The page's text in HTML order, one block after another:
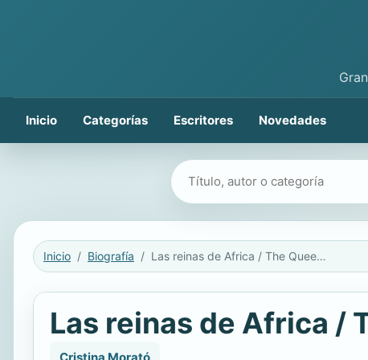
Inicio Categorías Escritores Novedades
Buscar libros
Inicio Biografía Las reinas de Africa / The Queens of Africa
Las reinas de Africa /